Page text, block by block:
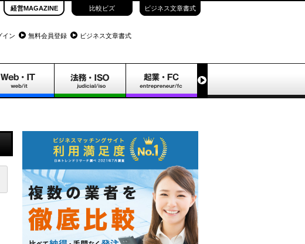
経営MAGAZINE 比較ビズ ビジネス文章書式
イン 無料会員登録 ビジネス文章書式